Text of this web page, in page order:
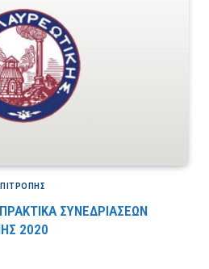
ΣΥΝΕΔΡΙΑΣΕΩΝ
2020